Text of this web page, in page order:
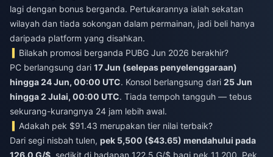
lagi dengan bonus berganda. Pertukarannya ialah sekatan
wilayah dan tiada sokongan dalam permainan, jadi beli hanya
daripada platform yang disahkan.
Bilakah promosi berganda PUBG Jun 2026 berakhir?
PC berlangsung dari 17 Jun (selepas penyelenggaraan)
hingga 24 Jun, 00:00 UTC. Konsol berlangsung dari 25 Jun
hingga 2 Julai, 00:00 UTC. Tiada tempoh tangguh — tebus
sekurang-kurangnya 24 jam lebih awal.
Adakah pek $91.43 merupakan tier nilai terbaik?
Dari segi nisbah tulen, pek 5,500 ($43.65) mendahului pada
126.0 G/$, sedikit di hadapan 122.5 G/$ bagi pek 11,200. Pek